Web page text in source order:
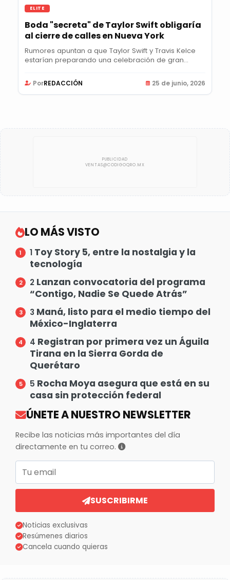
ELITE
Boda "secreta" de Taylor Swift obligaría
al cierre de calles en Nueva York
Rumores apuntan a que Taylor Swift y Travis Kelce
estarían preparando una celebración de gran...
PorREDACCIÓN 25 de junio, 2026
LO MÁS VISTO
1 Toy Story 5, entre la nostalgia y la
tecnología
2 Lanzan convocatoria del programa
“Contigo, Nadie Se Quede Atrás”
3 Maná, listo para el medio tiempo del
México-Inglaterra
4 Registran por primera vez un Águila
Tirana en la Sierra Gorda de
Querétaro
5 Rocha Moya asegura que está en su
casa sin protección federal
ÚNETE A NUESTRO NEWSLETTER
Recibe las noticias más importantes del día
directamente en tu correo.
Correo electrónico
SUSCRIBIRME
Noticias exclusivas
Resúmenes diarios
Cancela cuando quieras